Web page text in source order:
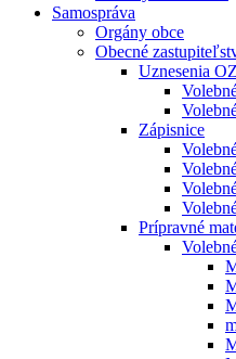
Samospráva
Orgány obce
Obecné
Uznesenia OZ
Zápisnice
Prípravné